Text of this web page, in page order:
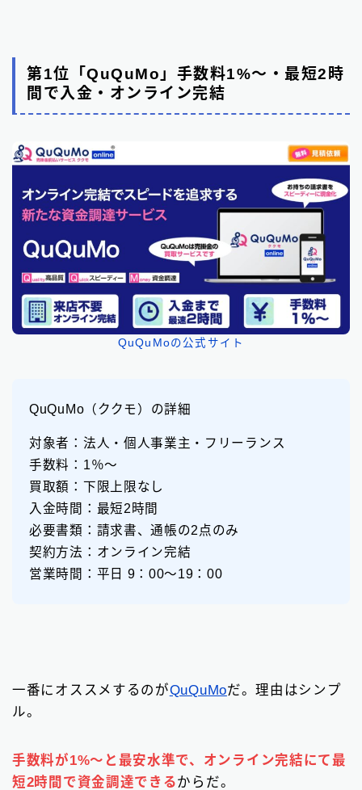
第1位「QuQuMo」手数料1%〜・最短2時
間で入金・オンライン完結
QuQuMoの公式サイト
QuQuMo（ククモ）の詳細
対象者：法人・個人事業主・フリーランス
手数料：1％〜
買取額：下限上限なし
入金時間：最短2時間
必要書類：請求書、通帳の2点のみ
契約方法：オンライン完結
営業時間：平日 9：00〜19：00
一番にオススメするのがQuQuMoだ。理由はシンプ
ル。
手数料が1%〜と最安水準で、オンライン完結にて最
短2時間で資金調達できるからだ。